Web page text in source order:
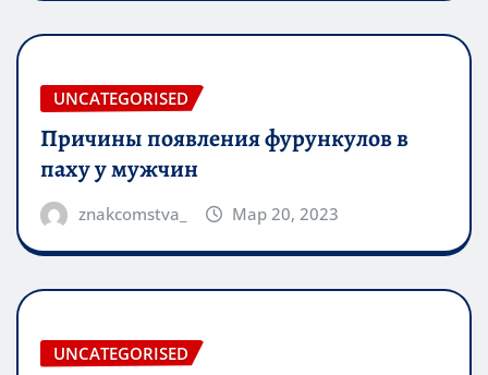
UNCATEGORISED
Причины появления фурункулов в
паху у мужчин
znakcomstva_ Мар 20, 2023
UNCATEGORISED